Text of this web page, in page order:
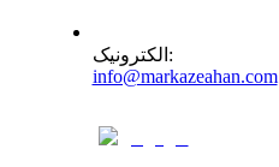
الکترونیک :
info@markazeahan.com